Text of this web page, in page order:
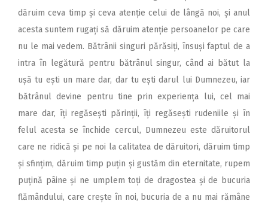
dăruim ceva timp și ceva atenție celui de lângă noi, și anul
acesta suntem rugați să dăruim atenție persoanelor pe care
nu le mai vedem. Bătrânii singuri părăsiți, însuși faptul de a
intra în legătură pentru bătrânul singur, când ai bătut la
ușă tu ești un mare dar, dar tu ești darul lui Dumnezeu, iar
bătrânul devine pentru tine prin experiența lui, cel mai
mare dar, îți regăsești părinții, îți regăsești rudeniile și în
felul acesta se închide cercul, Dumnezeu este dăruitorul
care ne ridică și pe noi la calitatea de dăruitori, dăruim timp
și sfințim, dăruim timp puțin și gustăm din eternitate, rupem
puțină pâine și ne umplem toți de dragostea și de bucuria
flămândului, care crește în noi, bucuria de a nu mai rămâne